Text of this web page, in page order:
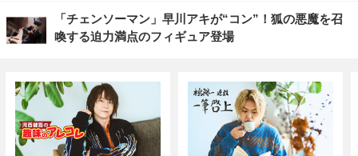
「チェンソーマン」早川アキが“コン”！狐の悪魔を召
喚する迫力満点のフィギュア登場